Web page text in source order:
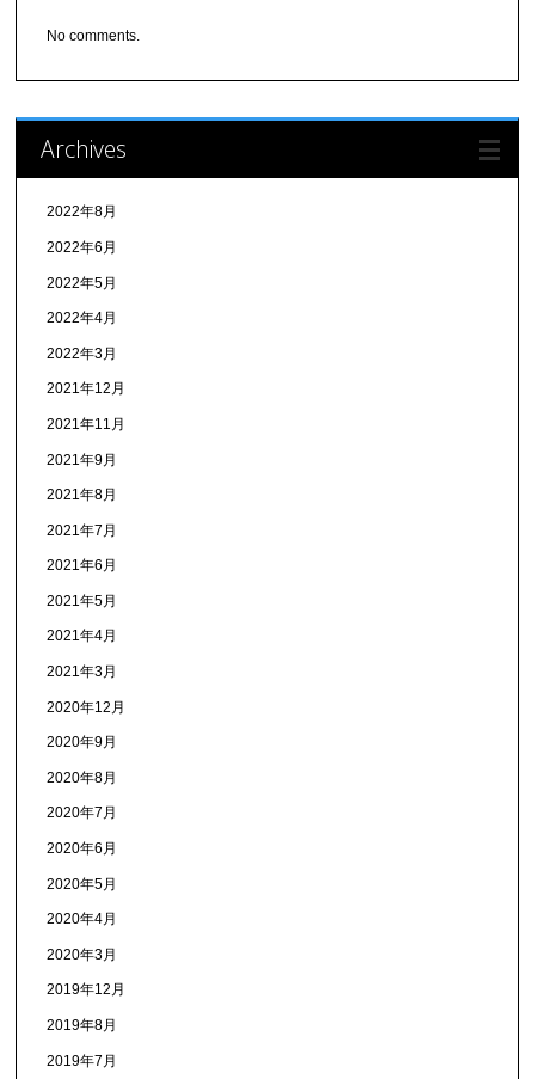
No comments.
Archives
2022年8月
2022年6月
2022年5月
2022年4月
2022年3月
2021年12月
2021年11月
2021年9月
2021年8月
2021年7月
2021年6月
2021年5月
2021年4月
2021年3月
2020年12月
2020年9月
2020年8月
2020年7月
2020年6月
2020年5月
2020年4月
2020年3月
2019年12月
2019年8月
2019年7月